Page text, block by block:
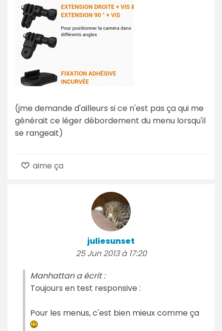
(jme demande d'ailleurs si ce n'est pas ça qui me
générait ce léger débordement du menu lorsqu'il
se rangeait)
aime ça
juliesunset
25 Jun 2013 à 17:20
Manhattan a écrit :
Toujours en test responsive :
Pour les menus, c'est bien mieux comme ça